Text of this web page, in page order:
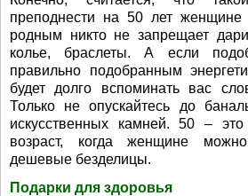
преподнести на 50 лет
родным никто не запрещает
колье, браслеты. А если
правильно подобранным
будет долго вспоминать вас
Только не опускайтесь до
искусственных камней. 50 –
возраст, когда женщине
дешевые безделицы.
Подарки для здоровья